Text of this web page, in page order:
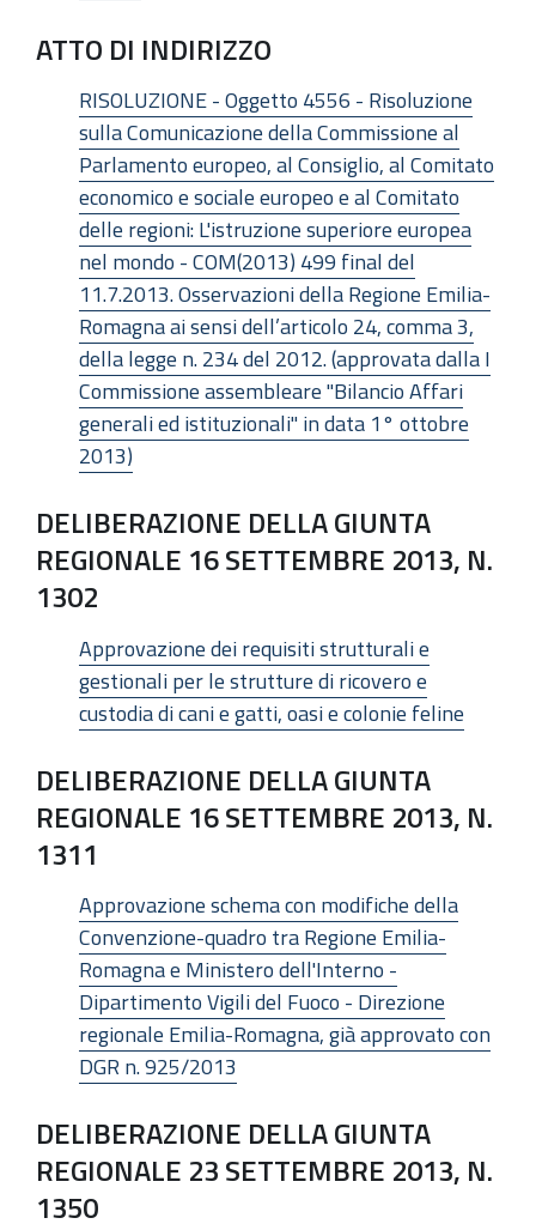
ATTO DI INDIRIZZO
RISOLUZIONE - Oggetto 4556 - Risoluzione
sulla Comunicazione della Commissione al
Parlamento europeo, al Consiglio, al Comitato
economico e sociale europeo e al Comitato
delle regioni: L'istruzione superiore europea
nel mondo - COM(2013) 499 final del
11.7.2013. Osservazioni della Regione Emilia-
Romagna ai sensi dell’articolo 24, comma 3,
della legge n. 234 del 2012. (approvata dalla I
Commissione assembleare "Bilancio Affari
generali ed istituzionali" in data 1° ottobre
2013)
DELIBERAZIONE DELLA GIUNTA
REGIONALE 16 SETTEMBRE 2013, N.
1302
Approvazione dei requisiti strutturali e
gestionali per le strutture di ricovero e
custodia di cani e gatti, oasi e colonie feline
DELIBERAZIONE DELLA GIUNTA
REGIONALE 16 SETTEMBRE 2013, N.
1311
Approvazione schema con modifiche della
Convenzione-quadro tra Regione Emilia-
Romagna e Ministero dell'Interno -
Dipartimento Vigili del Fuoco - Direzione
regionale Emilia-Romagna, già approvato con
DGR n. 925/2013
DELIBERAZIONE DELLA GIUNTA
REGIONALE 23 SETTEMBRE 2013, N.
1350